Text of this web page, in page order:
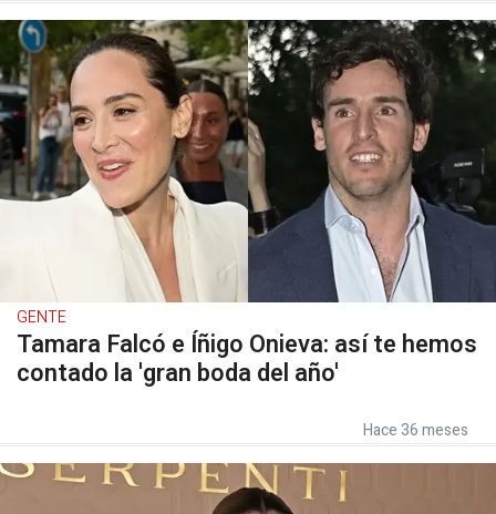
GENTE
Tamara Falcó e Íñigo Onieva: así te hemos
contado la 'gran boda del año'
Hace 36 meses